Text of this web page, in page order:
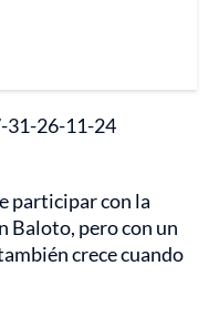
31-26-11-24
participar con la
Baloto, pero con un
crece cuando